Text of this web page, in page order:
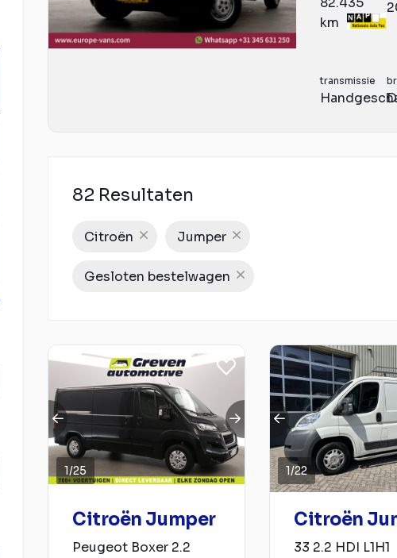
km
transmissie
82 Resultaten
Citroën Jumper
Gesloten bestelwagen
1/25
Citroën Jumper
Peugeot Boxer 2.2
1/22
Citroën
33 2.2 HDI L1H1